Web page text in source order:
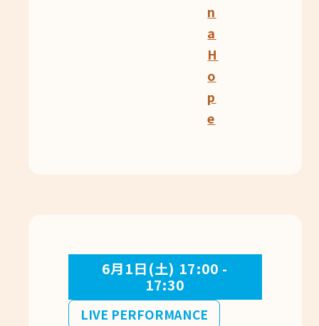
n
a
H
o
p
e
LIVE PERFORMANCE
6月1日(土) 17:00 -
17:30